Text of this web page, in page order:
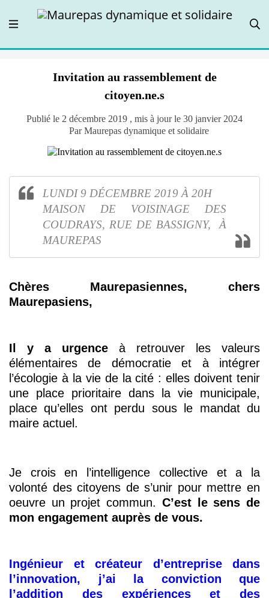
Invitation au rassemblement de
citoyen.ne.s
Publié le 2 décembre 2019 , mis à jour le 30 janvier 2024
Par Maurepas dynamique et solidaire
LUNDI 9 DÉCEMBRE 2019 À 20H
MAISON DE VOISINAGE DES
COUDRAYS, RUE DE BASSIGNY, À
MAUREPAS
Chères Maurepasiennes, chers
Maurepasiens,
Il y a urgence à retrouver les valeurs
élémentaires de démocratie et à intégrer
l’écologie à la vie de la cité : elles doivent tenir
une place prioritaire dans la vie municipale,
place qu’elles ont perdu sous le mandat du
maire actuel.
Je crois en l’intelligence collective et a la
volonté des citoyens de s’unir pour mettre en
oeuvre un projet commun. C’est le sens de
mon engagement auprès de vous.
Ingénieur et créateur d’entreprise dans
l’innovation, j’ai la conviction que
l’addition des expériences et des